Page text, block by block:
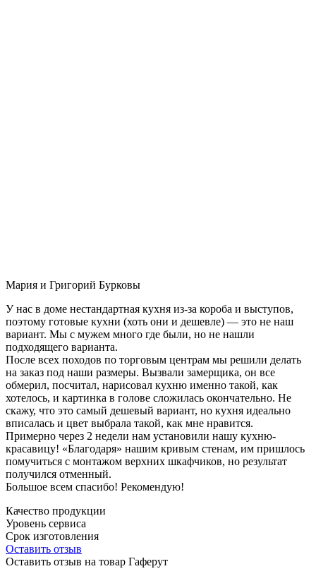
Мария и Григорий Бурковы
У нас в доме нестандартная кухня из-за короба и выступов,
поэтому готовые кухни (хоть они и дешевле) — это не наш
вариант. Мы с мужем много где были, но не нашли
подходящего варианта.
После всех походов по торговым центрам мы решили делать
на заказ под наши размеры. Вызвали замерщика, он все
обмерил, посчитал, нарисовал кухню именно такой, как
хотелось, и картинка в голове сложилась окончательно. Не
скажу, что это самый дешевый вариант, но кухня идеально
вписалась и цвет выбрала такой, как мне нравится.
Примерно через 2 недели нам установили нашу кухню-
красавицу! «Благодаря» нашим кривым стенам, им пришлось
помучиться с монтажом верхних шкафчиков, но результат
получился отменный.
Большое всем спасибо! Рекомендую!
Качество продукции
Уровень сервиса
Срок изготовления
Оставить отзыв
Оставить отзыв на товар Гаферут